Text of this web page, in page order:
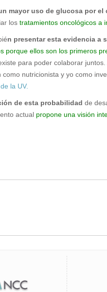
mayor uso de glucosa por el
los tratamientos oncológicos a
n presentar esta evidencia a
porque ellos son los primeros
para poder colaborar juntos.
nutricionista y yo como
la UV.
de esta probabilidad de
actual propone una visión